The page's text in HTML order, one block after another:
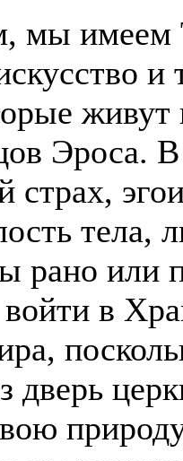
мы имеем
Эроса.
страх,
тела,
рано или
в
дверь